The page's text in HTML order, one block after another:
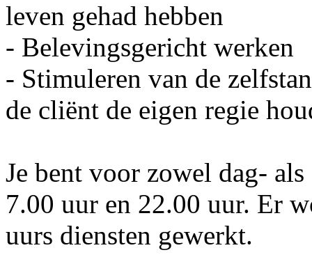
leven gehad hebben
- Belevingsgericht werken
- Stimuleren van de
de cliënt de eigen regie
Je bent voor zowel dag-
7.00 uur en 22.00 uur. Er
uurs diensten gewerkt.